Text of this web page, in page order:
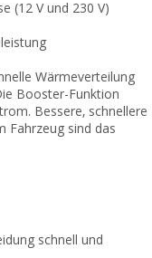
(12 V und 230 V)
Wärmeverteilung
Booster-Funktion
Bessere, schnellere
Fahrzeug sind das
schnell und